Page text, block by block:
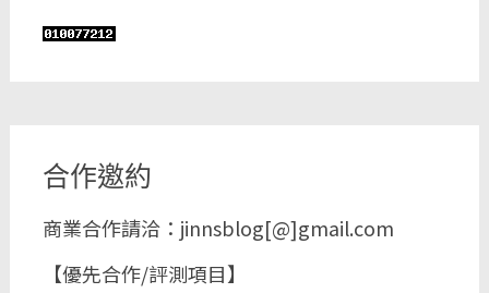
合作邀約
商業合作請洽：jinnsblog[@]gmail.com
【優先合作/評測項目】